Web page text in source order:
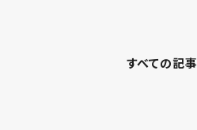
すべての記事